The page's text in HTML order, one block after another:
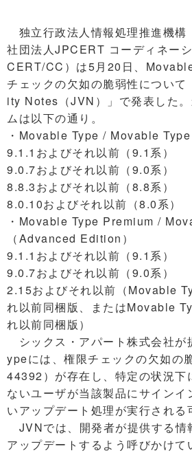
独立行政法人情報処理推進機構
社団法人JPCERT コーディネー
CERT/CC）は5月20日、
チェックの欠如の脆弱性につい
ity Notes（JVN）」で発表した
ムは以下の通り。
・Movable Type / Movable
9.1.1およびそれ以前（9.1系）
9.0.7およびそれ以前（9.0系）
8.8.3およびそれ以前（8.8系）
8.0.10およびそれ以前（8.0系）
・Movable Type Premium /
（Advanced Edition）
9.1.1およびそれ以前（9.1系）
9.0.7およびそれ以前（9.0系）
2.15およびそれ以前（Movable
れ以前同梱版、またはMovable
れ以前同梱版）
シックス・アパート株式会社
ypeには、権限チェックの欠如の
44392）が存在し、特定の状況下
ないユーザが当該製品にサインイ
いアップデート処理が実行される
JVNでは、開発者が提供する情
アップデートするよう呼びかけて